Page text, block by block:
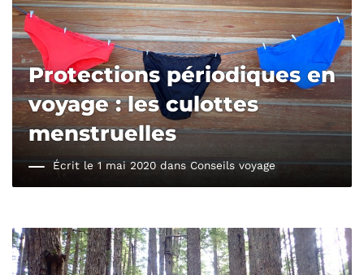
Protections périodiques en
voyage : les culottes
menstruelles
Écrit le 1 mai 2020 dans Conseils voyage